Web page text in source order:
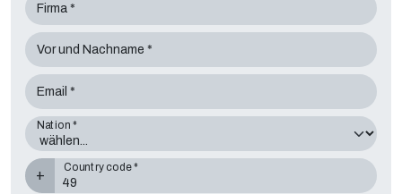
Firma *
Vor und Nachname *
Email *
Nation *
+
Country code *